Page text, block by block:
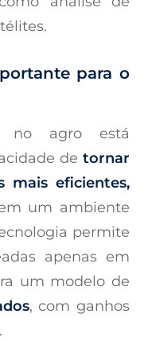
para o
no agro está
detornar
mais eficientes,
um ambiente
permite
apenas em
um modelo de
, com ganhos